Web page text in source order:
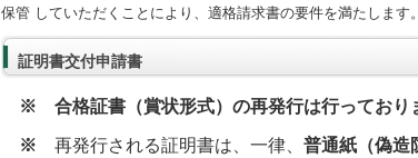
保管 していただくことにより、適格請求書の要件を満たします。
証明書交付申請書
※ 合格証書（賞状形式）の再発行は行っており
※ 再発行される証明書は、一律、 普通紙（偽造